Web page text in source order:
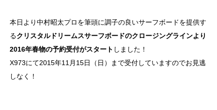
本日より中村昭太プロを筆頭に調子の良いサーフボードを提供す
るクリスタルドリームスサーフボードのクロージングラインより
2016年春物の予約受付がスタート しました！
X973にて2015年11月15日（日）まで受付していますのでお見逃
しなく！